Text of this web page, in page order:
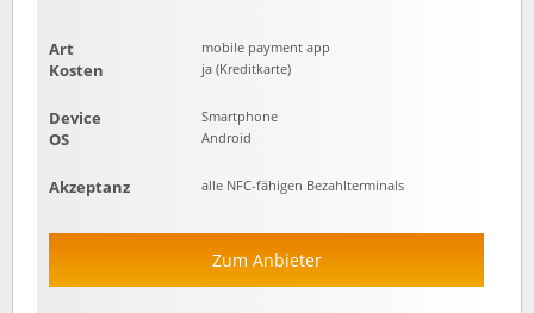
Art mobile payment app
Kosten ja (Kreditkarte)
Device Smartphone
OS Android
Akzeptanz alle NFC-fähigen Bezahlterminals
Zum Anbieter